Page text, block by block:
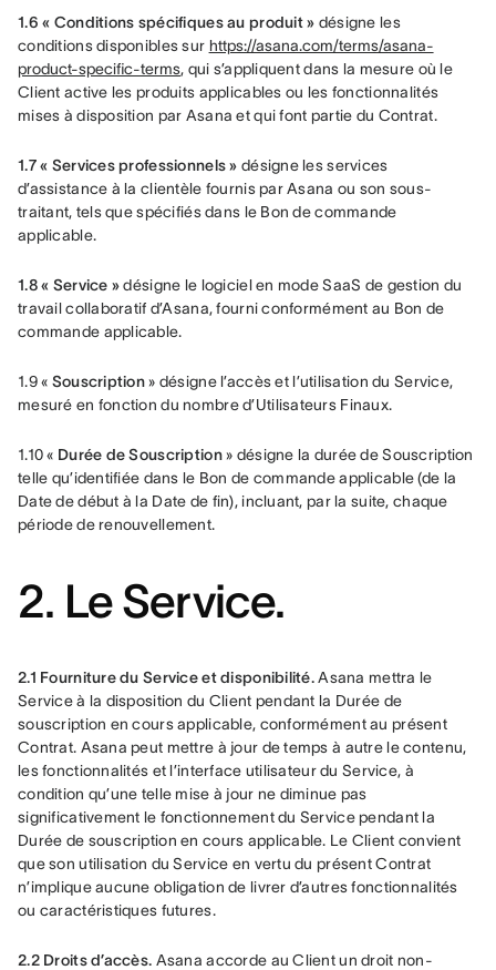
1.6 « Conditions spécifiques au produit » désigne les
conditions disponibles sur https://asana.com/terms/asana-
product-specific-terms, qui s’appliquent dans la mesure où le
Client active les produits applicables ou les fonctionnalités
mises à disposition par Asana et qui font partie du Contrat.
1.7 « Services professionnels » désigne les services
d’assistance à la clientèle fournis par Asana ou son sous-
traitant, tels que spécifiés dans le Bon de commande
applicable.
1.8 « Service » désigne le logiciel en mode SaaS de gestion du
travail collaboratif d’Asana, fourni conformément au Bon de
commande applicable.
1.9 « Souscription » désigne l’accès et l’utilisation du Service,
mesuré en fonction du nombre d’Utilisateurs Finaux.
1.10 « Durée de Souscription » désigne la durée de Souscription
telle qu’identifiée dans le Bon de commande applicable (de la
Date de début à la Date de fin), incluant, par la suite, chaque
période de renouvellement.
2. Le Service.
2.1 Fourniture du Service et disponibilité. Asana mettra le
Service à la disposition du Client pendant la Durée de
souscription en cours applicable, conformément au présent
Contrat. Asana peut mettre à jour de temps à autre le contenu,
les fonctionnalités et l’interface utilisateur du Service, à
condition qu’une telle mise à jour ne diminue pas
significativement le fonctionnement du Service pendant la
Durée de souscription en cours applicable. Le Client convient
que son utilisation du Service en vertu du présent Contrat
n’implique aucune obligation de livrer d’autres fonctionnalités
ou caractéristiques futures.
2.2 Droits d’accès. Asana accorde au Client un droit non-